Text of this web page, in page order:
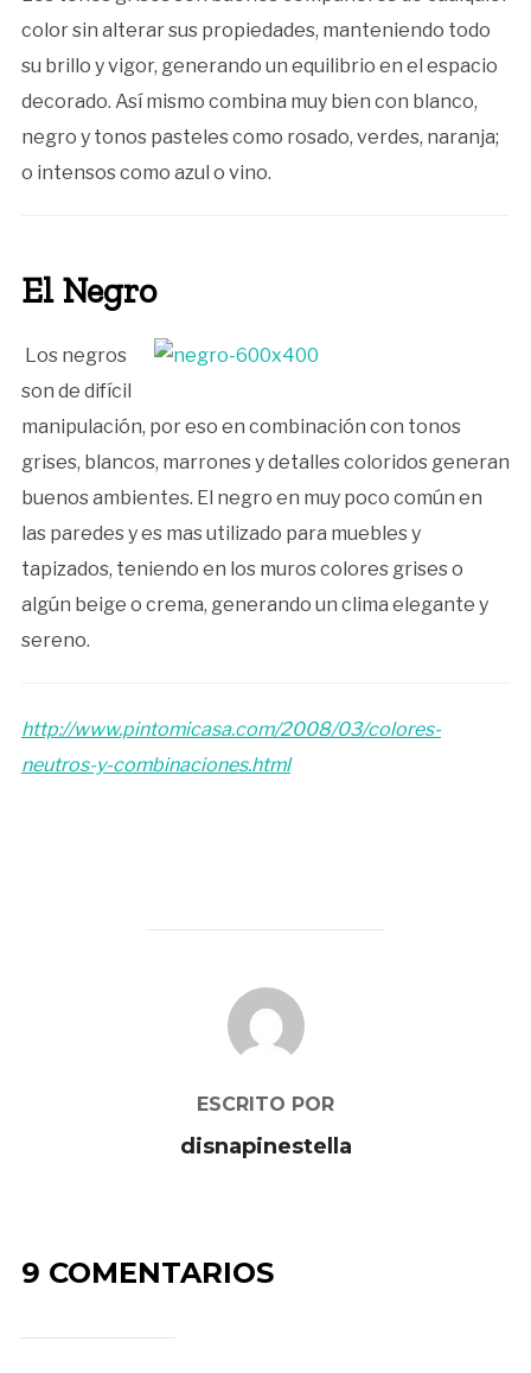
color sin alterar sus propiedades, manteniendo todo
su brillo y vigor, generando un equilibrio en el espacio
decorado. Así mismo combina muy bien con blanco,
negro y tonos pasteles como rosado, verdes, naranja;
o intensos como azul o vino.
El Negro
Los negros
son de difícil
manipulación, por eso en combinación con tonos
grises, blancos, marrones y detalles coloridos generan
buenos ambientes. El negro en muy poco común en
las paredes y es mas utilizado para muebles y
tapizados, teniendo en los muros colores grises o
algún beige o crema, generando un clima elegante y
sereno.
http://www.pintomicasa.com/2008/03/colores-
neutros-y-combinaciones.html
AUTOR DE LA PUBLICACIÓN
ESCRITO POR
disnapinestella
9 COMENTARIOS